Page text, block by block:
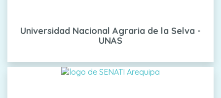
Universidad Nacional Agraria de la Selva -
UNAS